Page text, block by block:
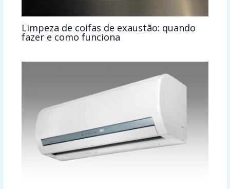
Limpeza de coifas de exaustão: quando
fazer e como funciona